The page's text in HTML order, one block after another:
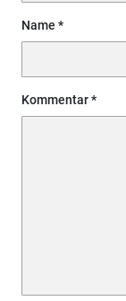
Name
Kommentar